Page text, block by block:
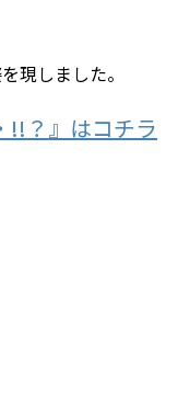
現しました。
？』はコチラ